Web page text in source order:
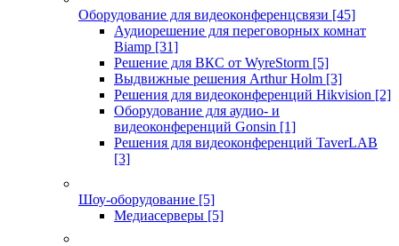
Оборудование для видеоконференцсвязи [45]
Аудиорешение для переговорных комнат
Biamp [31]
Решение для ВКС от WyreStorm [5]
Выдвижные решения Arthur Holm [3]
Решения для видеоконференций Hikvision [2]
Оборудование для аудио- и
видеоконференций Gonsin [1]
Решения для видеоконференций TaverLAB
[3]
Шоу-оборудование [5]
Медиасерверы [5]